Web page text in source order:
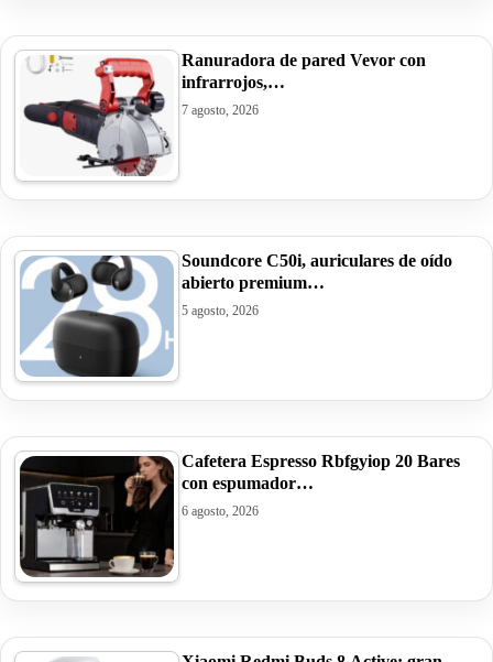
Ranuradora de pared Vevor con
infrarrojos,…
7 agosto, 2026
Soundcore C50i, auriculares de oído
abierto premium…
5 agosto, 2026
Cafetera Espresso Rbfgyiop 20 Bares
con espumador…
6 agosto, 2026